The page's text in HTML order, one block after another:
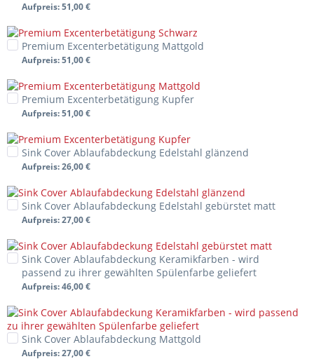
Aufpreis: 51,00 €
Premium Excenterbetätigung Mattgold
Aufpreis: 51,00 €
Premium Excenterbetätigung Kupfer
Aufpreis: 51,00 €
Sink Cover Ablaufabdeckung Edelstahl glänzend
Aufpreis: 26,00 €
Sink Cover Ablaufabdeckung Edelstahl gebürstet matt
Aufpreis: 27,00 €
Sink Cover Ablaufabdeckung Keramikfarben - wird
passend zu ihrer gewählten Spülenfarbe geliefert
Aufpreis: 46,00 €
Sink Cover Ablaufabdeckung Mattgold
Aufpreis: 27,00 €